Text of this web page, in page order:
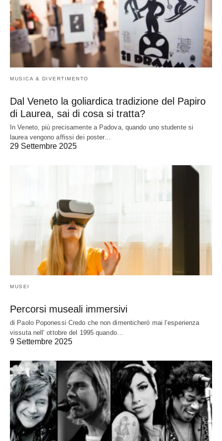
MUSICA & DIVERTIMENTO
Dal Veneto la goliardica tradizione del Papiro
di Laurea, sai di cosa si tratta?
In Veneto, più precisamente a Padova, quando uno studente si
laurea vengono affissi dei poster…
29 Settembre 2025
MUSEI
Percorsi museali immersivi
di Paolo Poponessi Credo che non dimenticherò mai l’esperienza
vissuta nell’ ottobre del 1995 quando…
9 Settembre 2025